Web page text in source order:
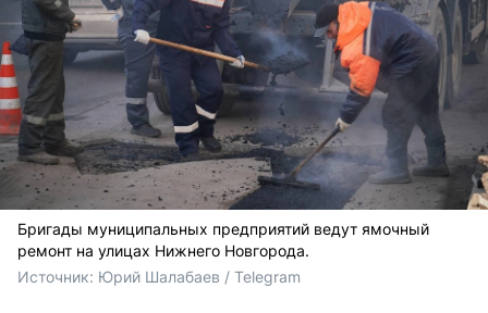
Бригады муниципальных предприятий ведут ямочный
ремонт на улицах Нижнего Новгорода.
Источник: Юрий Шалабаев / Telegram